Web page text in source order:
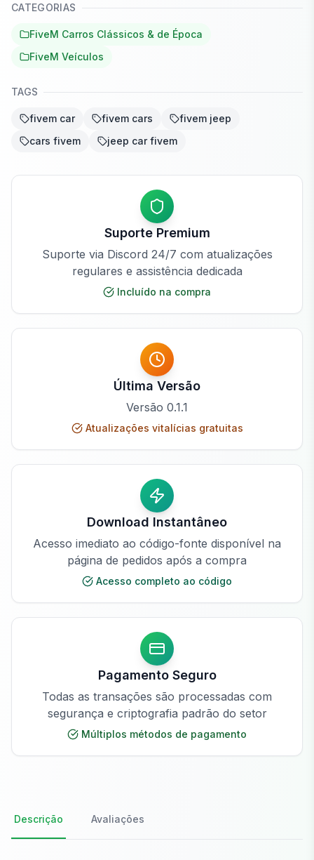
CATEGORIAS
FiveM Carros Clássicos & de Época
FiveM Veículos
TAGS
fivem car fivem cars
fivem jeep
cars fivem
jeep car fivem
Suporte Premium
Suporte via Discord 24/7 com atualizações
regulares e assistência dedicada
Incluído na compra
Última Versão
Versão 0.1.1
Atualizações vitalícias gratuitas
Download Instantâneo
Acesso imediato ao código-fonte disponível na
página de pedidos após a compra
Acesso completo ao código
Pagamento Seguro
Todas as transações são processadas com
segurança e criptografia padrão do setor
Múltiplos métodos de pagamento
Descrição Avaliações